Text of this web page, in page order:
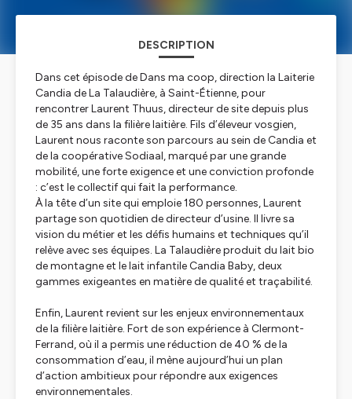
DESCRIPTION
Dans cet épisode deDans ma coop, direction la Laiterie
Candia de La Talaudière, à Saint-Étienne, pour
rencontrer Laurent Thuus, directeur de site depuis plus
de 35 ans dans la filière laitière. Fils d’éleveur vosgien,
Laurent nous raconte son parcours au sein de Candia et
de la coopérative Sodiaal, marqué par une grande
mobilité, une forte exigence et une conviction profonde
: c’est le collectif qui fait la performance.
À la tête d’un site qui emploie 180 personnes, Laurent
partage son quotidien de directeur d’usine. Il livre sa
vision du métier et les défis humains et techniques qu’il
relève avec ses équipes. La Talaudière produit du lait bio
de montagne et le lait infantile Candia Baby, deux
gammes exigeantes en matière de qualité et traçabilité.
Enfin, Laurent revient sur les enjeux environnementaux
de la filière laitière. Fort de son expérience à Clermont-
Ferrand, où il a permis une réduction de 40 % de la
consommation d’eau, il mène aujourd’hui un plan
d’action ambitieux pour répondre aux exigences
environnementales.